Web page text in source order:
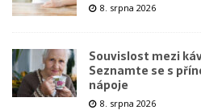
8. srpna 2026
Souvislost mezi
Seznamte se s
nápoje
8. srpna 2026